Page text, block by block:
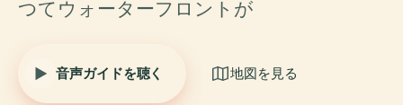
つてウォーターフロントが
音声ガイドを聴く 地図を見る